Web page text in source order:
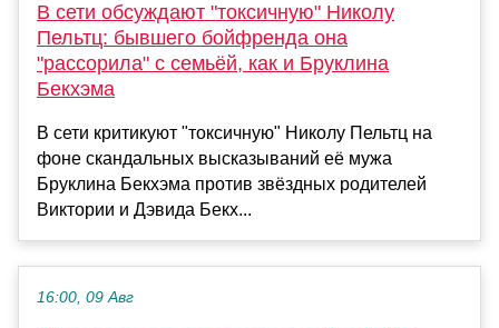
В сети обсуждают "токсичную" Николу
Пельтц: бывшего бойфренда она
"рассорила" с семьёй, как и Бруклина
Бекхэма
В сети критикуют "токсичную" Николу Пельтц на
фоне скандальных высказываний её мужа
Бруклина Бекхэма против звёздных родителей
Виктории и Дэвида Бекх...
16:00, 09 Авг